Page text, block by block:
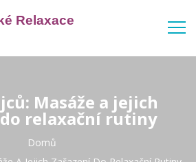
Masáže a jejich
relaxační rutiny
Domů